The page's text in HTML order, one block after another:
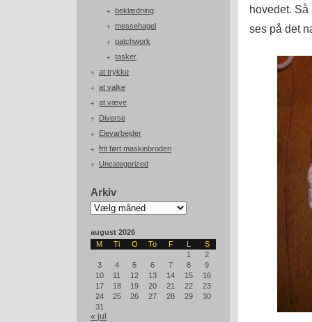
beklædning
messehagel
patchwork
tasker
at trykke
at valke
at væve
Diverse
Elevarbejder
frit ført maskinbroderi
Uncategorized
Arkiv
Arkiv
august 2026
M
Ti O To F L
S
1
2
3
4 5 6 7 8
9
10
11 12 13 14 15
16
17
18 19 20 21 22
23
24
25 26 27 28 29
30
31
« jul
hovedet.
ses på det